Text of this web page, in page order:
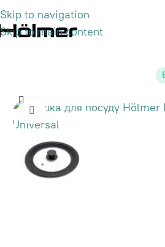
Skip to navigation
Skip to main content
Click to enlarge